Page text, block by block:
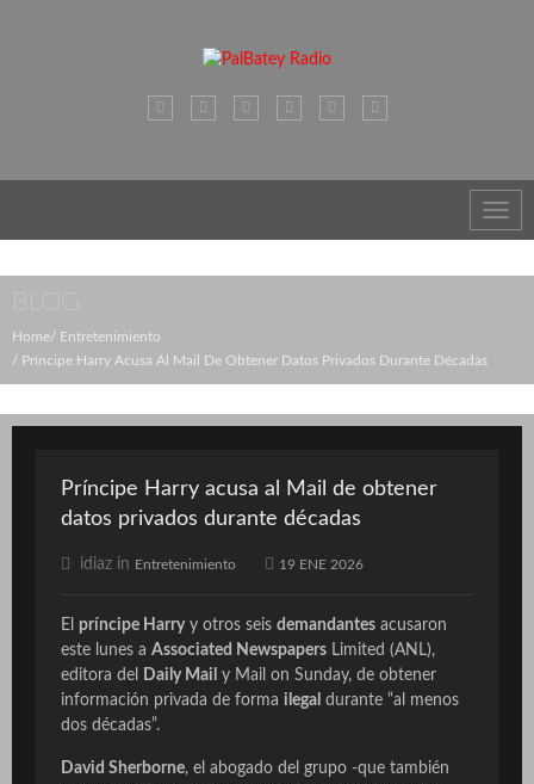
BLOG
Home
Entretenimiento
Príncipe Harry Acusa Al Mail De Obtener Datos Privados Durante Décadas
Príncipe Harry acusa al Mail de obtener
datos privados durante décadas
idiaz in Entretenimiento 19 ENE 2026
El príncipe Harryy otros seis demandantes acusaron
este lunes a Associated Newspapers Limited (ANL),
editora del
Daily Mail y Mail on Sunday, de obtener
información privada de forma ilegal durante “al menos
dos décadas”.
David Sherborne, el abogado del grupo -que también